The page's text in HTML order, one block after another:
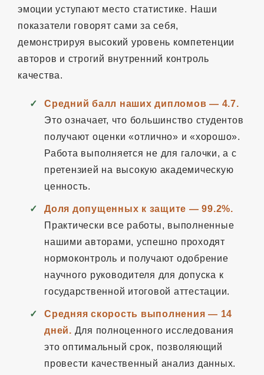
эмоции уступают место статистике. Наши
показатели говорят сами за себя,
демонстрируя высокий уровень компетенции
авторов и строгий внутренний контроль
качества.
Средний балл наших дипломов — 4.7.
Это означает, что большинство студентов
получают оценки «отлично» и «хорошо».
Работа выполняется не для галочки, а с
претензией на высокую академическую
ценность.
Доля допущенных к защите — 99.2%.
Практически все работы, выполненные
нашими авторами, успешно проходят
нормоконтроль и получают одобрение
научного руководителя для допуска к
государственной итоговой аттестации.
Средняя скорость выполнения — 14
дней. Для полноценного исследования
это оптимальный срок, позволяющий
провести качественный анализ данных.